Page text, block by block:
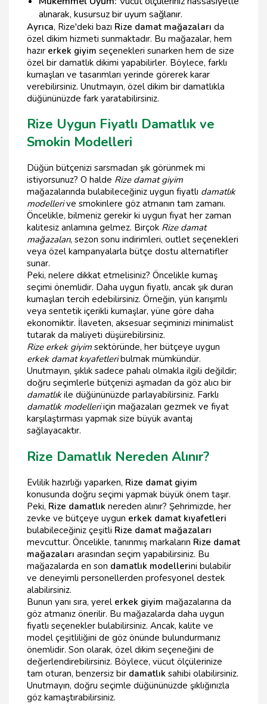
alınarak, kusursuz bir uyum sağlanır.
Ayrıca, Rize'deki bazı Rize damat mağazaları da
özel dikim hizmeti sunmaktadır. Bu mağazalar, hem
hazır erkek giyim seçenekleri sunarken hem de size
özel bir damatlık dikimi yapabilirler. Böylece, farklı
kumaşları ve tasarımları yerinde görerek karar
verebilirsiniz. Unutmayın, özel dikim bir damatlıkla
düğününüzde fark yaratabilirsiniz.
Rize Uygun Fiyatlı Damatlık ve
Smokin Modelleri
Düğün bütçenizi sarsmadan şık görünmek mi
istiyorsunuz? O halde Rize damat giyim
mağazalarında bulabileceğiniz uygun fiyatlı damatlık
modellerive smokinlere göz atmanın tam zamanı.
Öncelikle, bilmeniz gerekir ki uygun fiyat her zaman
kalitesiz anlamına gelmez. Birçok Rize damat
mağazaları, sezon sonu indirimleri, outlet seçenekleri
veya özel kampanyalarla bütçe dostu alternatifler
sunar.
Peki, nelere dikkat etmelisiniz? Öncelikle kumaş
seçimi önemlidir. Daha uygun fiyatlı, ancak şık duran
kumaşları tercih edebilirsiniz. Örneğin, yün karışımlı
veya sentetik içerikli kumaşlar, yüne göre daha
ekonomiktir. İlaveten, aksesuar seçiminizi minimalist
tutarak da maliyeti düşürebilirsiniz.
Rize erkek giyim sektöründe, her bütçeye uygun
erkek damat kıyafetleribulmak mümkündür.
Unutmayın, şıklık sadece pahalı olmakla ilgili değildir;
doğru seçimlerle bütçenizi aşmadan da göz alıcı bir
damatlıkile düğününüzde parlayabilirsiniz. Farklı
damatlık modelleriiçin mağazaları gezmek ve fiyat
karşılaştırması yapmak size büyük avantaj
sağlayacaktır.
Rize Damatlık Nereden Alınır?
Evlilik hazırlığı yaparken, Rize damat giyim
konusunda doğru seçimi yapmak büyük önem taşır.
Peki, Rize damatlık nereden alınır? Şehrimizde, her
zevke ve bütçeye uygun erkek damat kıyafetleri
bulabileceğiniz çeşitli Rize damat mağazaları
mevcuttur. Öncelikle, tanınmış markaların Rize damat
mağazaları arasından seçim yapabilirsiniz. Bu
mağazalarda en son damatlık modellerini bulabilir
ve deneyimli personellerden profesyonel destek
alabilirsiniz.
Bunun yanı sıra, yerel erkek giyim mağazalarına da
göz atmanız önerilir. Bu mağazalarda daha uygun
fiyatlı seçenekler bulabilirsiniz. Ancak, kalite ve
model çeşitliliğini de göz önünde bulundurmanız
önemlidir. Son olarak, özel dikim seçeneğini de
değerlendirebilirsiniz. Böylece, vücut ölçülerinize
tam oturan, benzersiz bir damatlık sahibi olabilirsiniz.
Unutmayın, doğru seçimle düğününüzde şıklığınızla
göz kamaştırabilirsiniz.